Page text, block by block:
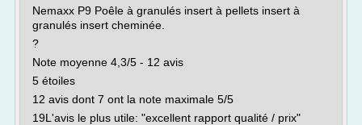
Nemaxx P9 Poêle à granulés insert à pellets insert à
granulés insert cheminée.
?
Note moyenne 4,3/5 - 12 avis
5 étoiles
12 avis dont 7 ont la note maximale 5/5
19L'avis le plus utile: "excellent rapport qualité / prix"